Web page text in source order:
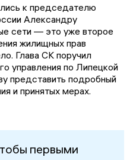
к председателю
Александру
сети — это уже второе
жилищных прав
Глава СК поручил
управления по Липецкой
представить подробный
и принятых мерах.
первыми